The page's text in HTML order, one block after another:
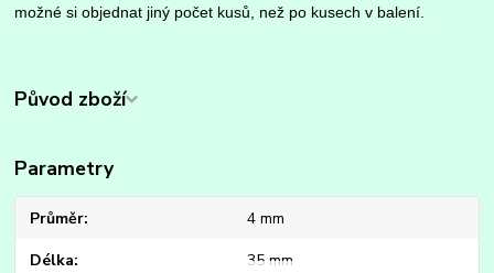
možné si objednat jiný počet kusů, než po kusech v balení.
Původ zboží
Parametry
Průměr 4 mm
Délka 35 mm